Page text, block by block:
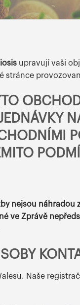
upravují vaši
stránce
nejsou
ve Zprávě
Naše